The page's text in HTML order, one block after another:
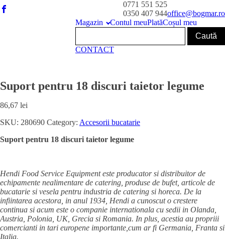
0771 551 525
0350 407 944office@bogmar.ro
Magazin
Contul meuPlatăCoșul meu
CONTACT
Suport pentru 18 discuri taietor legume
86,67 lei
SKU: 280690 Category: Accesorii bucatarie
Suport pentru 18 discuri taietor legume
Hendi Food Service Equipment este producator si distribuitor de
echipamente nealimentare de catering, produse de bufet, articole de
bucatarie si vesela pentru industria de catering si horeca. De la
infiintarea acestora, in anul 1934, Hendi a cunoscut o crestere
continua si acum este o companie internationala cu sedii in Olanda,
Austria, Polonia, UK, Grecia si Romania. In plus, acestia au propriii
comercianti in tari europene importante,cum ar fi Germania, Franta si
Italia.